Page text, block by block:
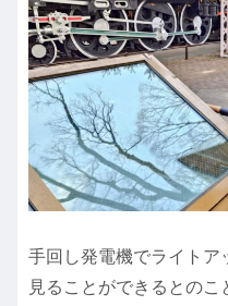
手回し発電機でライトア
見ることができるとの